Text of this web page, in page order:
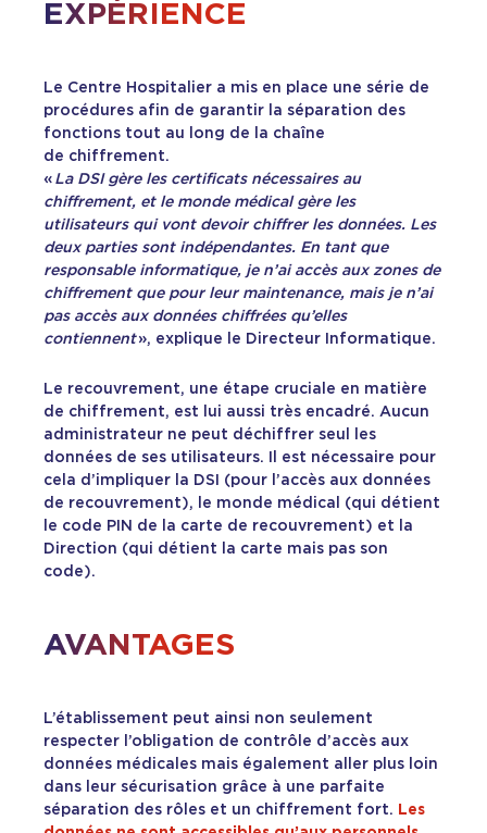
EXPÉRIENCE
Le Centre Hospitalier a mis en place une série de
procédures afin de garantir la séparation des
fonctions tout au long de la chaîne
de chiffrement.
« La DSI gère les certificats nécessaires au
chiffrement, et le monde médical gère les
utilisateurs qui vont devoir chiffrer les données. Les
deux parties sont indépendantes. En tant que
responsable informatique, je n’ai accès aux zones de
chiffrement que pour leur maintenance, mais je n’ai
pas accès aux données chiffrées qu’elles
contiennent», explique le Directeur Informatique.
Le recouvrement, une étape cruciale en matière
de chiffrement, est lui aussi très encadré. Aucun
administrateur ne peut déchiffrer seul les
données de ses utilisateurs. Il est nécessaire pour
cela d’impliquer la DSI (pour l’accès aux données
de recouvrement), le monde médical (qui détient
le code PIN de la carte de recouvrement) et la
Direction (qui détient la carte mais pas son
code).
AVANTAGES
L’établissement peut ainsi non seulement
respecter l’obligation de contrôle d’accès aux
données médicales mais également aller plus loin
dans leur sécurisation grâce à une parfaite
séparation des rôles et un chiffrement fort. Les